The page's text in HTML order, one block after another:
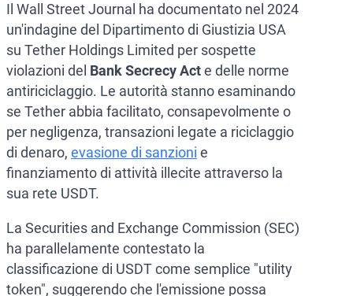
Il Wall Street Journal ha documentato nel 2024
un'indagine del Dipartimento di Giustizia USA
su Tether Holdings Limited per sospette
violazioni del Bank Secrecy Acte delle norme
antiriciclaggio. Le autorità stanno esaminando
se Tether abbia facilitato, consapevolmente o
per negligenza, transazioni legate a riciclaggio
di denaro, evasione di sanzioni e
finanziamento di attività illecite attraverso la
sua rete USDT.
La Securities and Exchange Commission (SEC)
ha parallelamente contestato la
classificazione di USDT come semplice "utility
token", suggerendo che l'emissione possa